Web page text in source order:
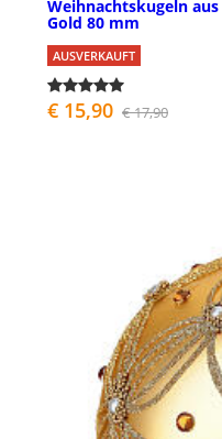
Weihnachtskugeln
Gold 80 mm
AUSVERKAUFT
€ 15,90 € 17,90